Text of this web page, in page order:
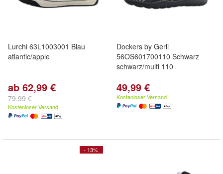
Lurchi 63L1003001 Blau
atlantic/apple
ab 62,99 €
79,99 €
Kostenloser Versand
Dockers by Gerli
56OS601700110 Schwarz
schwarz/multi 110
49,99 €
Kostenloser Versand
- 13%